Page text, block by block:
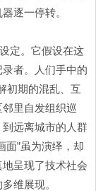
逐一停转。
定。它假设在这
者。人们手中的
初期的混乱、互
里自发组织巡
远离城市的人群
面”虽为演绎，却
呈现了技术社会
维展现。